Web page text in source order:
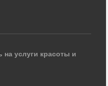
на услуги красоты и